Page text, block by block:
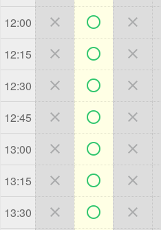
12:00   
12:15   
12:30   
12:45   
13:00   
13:15   
13:30   